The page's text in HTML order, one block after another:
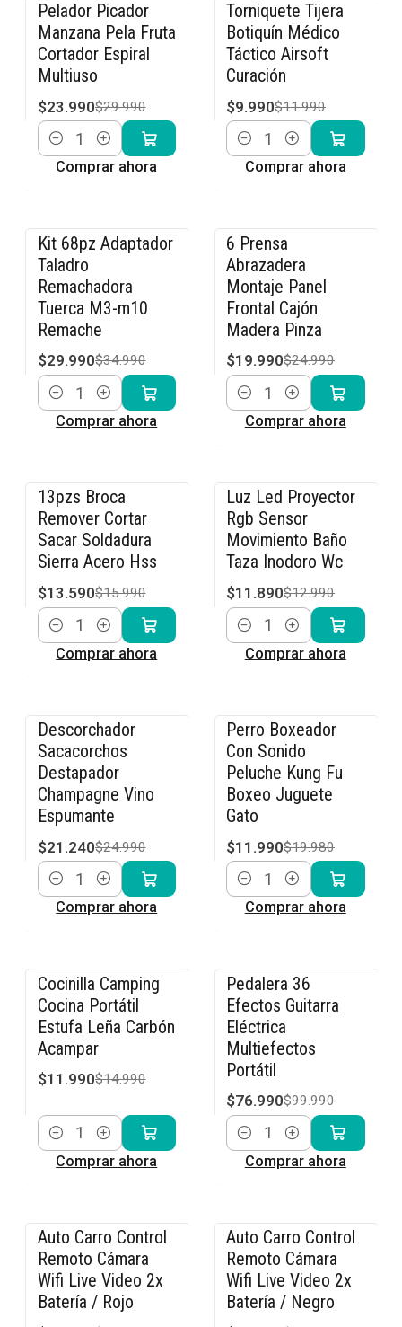
-20% OFF
Pelador Picador
Manzana Pela Fruta
Cortador Espiral
Multiuso
$23.990$29.990
Cantidad
Comprar ahora
-17% OFF
Torniquete Tijera
Botiquín Médico
Táctico Airsoft
Curación
$9.990$11.990
Cantidad
Comprar ahora
-14% OFF
Kit 68pz Adaptador
Taladro
Remachadora
Tuerca M3-m10
Remache
$29.990$34.990
Cantidad
Comprar ahora
-20% OFF
6 Prensa
Abrazadera
Montaje Panel
Frontal Cajón
Madera Pinza
$19.990$24.990
Cantidad
Comprar ahora
-15% OFF
13pzs Broca
Remover Cortar
Sacar Soldadura
Sierra Acero Hss
$13.590$15.990
Cantidad
Comprar ahora
-8% OFF
Luz Led Proyector
Rgb Sensor
Movimiento Baño
Taza Inodoro Wc
$11.890$12.990
Cantidad
Comprar ahora
-15% OFF
Descorchador
Sacacorchos
Destapador
Champagne Vino
Espumante
$21.240$24.990
Cantidad
Comprar ahora
-40% OFF
Perro Boxeador
Con Sonido
Peluche Kung Fu
Boxeo Juguete
Gato
$11.990$19.980
Cantidad
Comprar ahora
-20% OFF
Cocinilla Camping
Cocina Portátil
Estufa Leña Carbón
Acampar
$11.990$14.990
Cantidad
Comprar ahora
-23% OFF
Pedalera 36
Efectos Guitarra
Eléctrica
Multiefectos
Portátil
$76.990$99.990
Cantidad
Comprar ahora
-36% OFF
Auto Carro Control
Remoto Cámara
Wifi Live Video 2x
Batería / Rojo
-36% OFF
Auto Carro Control
Remoto Cámara
Wifi Live Video 2x
Batería / Negro